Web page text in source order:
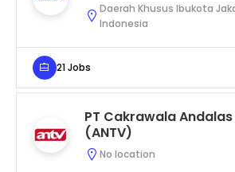
Daerah Khusus Ibukota
Indonesia
21 Jobs
PT Cakrawala
(ANTV)
No location